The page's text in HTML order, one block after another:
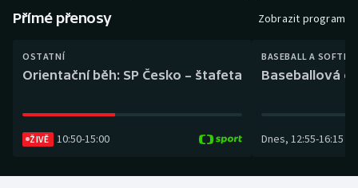
Biatlon
Boby a skeleton
Aplikace ČT sport
AZ kvíz
Přímé přenosy Zobrazit program
OSTATNÍ
Orientační běh: SP Česko – štafeta
ŽIVĚ 10:50-15:00
BASEBALL A
Baseballová
Dnes, 12:55-16:15